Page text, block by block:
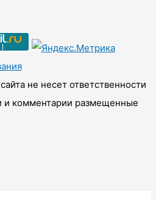
не несет ответственности
и комментарии размещенные